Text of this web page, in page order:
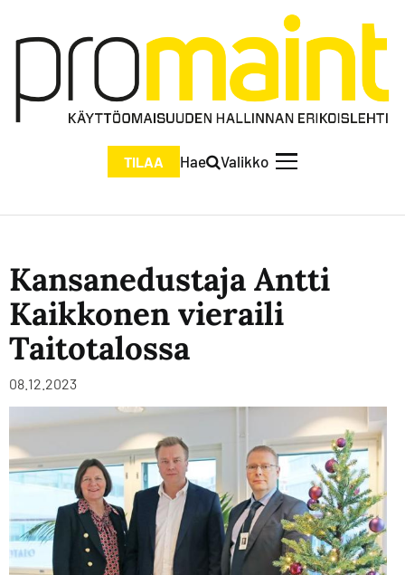
TILAA Hae Valikko
Kansanedustaja Antti
Kaikkonen vieraili
Taitotalossa
08.12.2023